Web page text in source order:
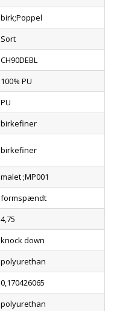
birk;Poppel
Sort
CH90DEBL
100% PU
PU
birkefiner
birkefiner
malet ;MP001
formspændt
4,75
knock down
polyurethan
0,170426065
polyurethan